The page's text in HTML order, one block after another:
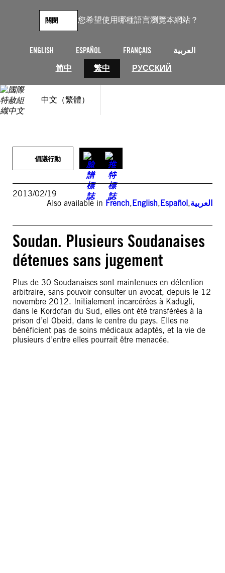
您希望使用哪種語言瀏覽本網站？
ENGLISH ESPAÑOL FRANÇAIS
العربية
简中
繁中 РУССКИЙ
關閉
中文（繁體）
倡議行動
2013/02/19
Also available in French,English,Español,العربية
Soudan. Plusieurs Soudanaises
détenues sans jugement
Plus de 30 Soudanaises sont maintenues en détention
arbitraire, sans pouvoir consulter un avocat, depuis le 12
novembre 2012. Initialement incarcérées à Kadugli,
dans le Kordofan du Sud, elles ont été transférées à la
prison d’el Obeid, dans le centre du pays. Elles ne
bénéficient pas de soins médicaux adaptés, et la vie de
plusieurs d’entre elles pourrait être menacée.